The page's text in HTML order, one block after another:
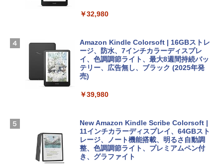
ラ、Touch ID - ミッドナイト + 3年延長
￥347,600
【Amazon.co.jp限定】 HP ノートパソコ
SSD インテル Core 5
FMV ノートパソコン WE1-K3 (MS 365 P
ersonal/Copilotキー搭載/Win 11/15.6型/
Core i5/16GB/SSD 512GB/ホワイト) FM
Robloxギフトカード - 1000 Robux 【限
ラインコード版
￥1,600
版)|オンラインコード版|Windows11、1
￥37,224
FM TOWNS ハイパー・カタログ: 本体ハ
￥1,600
1冊ですべて身につくHTML & CSSとWe
￥32,980
Amazon Kindle Colorsoft | 16GBストレ
ージ、防水、7インチカラーディスプレ
イ、色調調節ライト、最大8週間持続バッ
テリー、広告無し、ブラック (2025年発
売)
￥39,980
New Amazon Kindle Scribe Colorsoft |
11インチカラーディスプレイ、64GBスト
レージ、ノート機能搭載、明るさ自動調
整、色調調節ライト、プレミアムペン付
き、グラファイト